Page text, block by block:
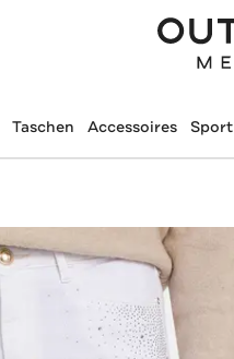
Taschen Accessoires Sport